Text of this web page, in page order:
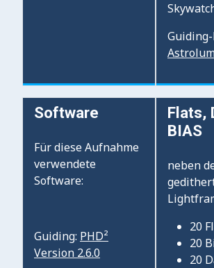
Software
Für diese Aufnahme
verwendete
Software:
Guiding: PHD²
Version 2.6.0
Flats,
BIAS
neben
20
20
20